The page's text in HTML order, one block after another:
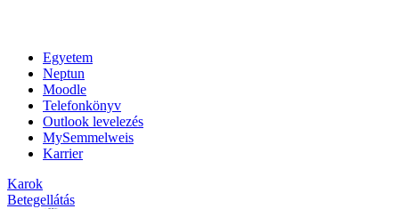
Egyetem
Neptun
Moodle
Telefonkönyv
Outlook levelezés
MySemmelweis
Karrier
Karok
Betegellátás